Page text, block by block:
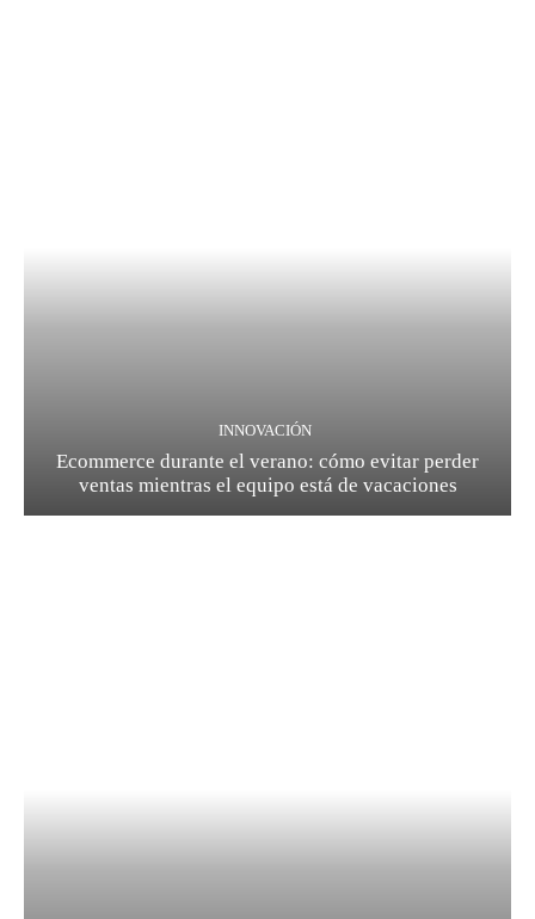
INNOVACIÓN
Ecommerce durante el verano: cómo evitar perder
ventas mientras el equipo está de vacaciones